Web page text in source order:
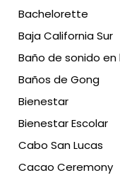
Bachelorette
Baja California Sur
Baño de sonido
Baños de Gong
Bienestar
Bienestar Escolar
Cabo San Lucas
Cacao Ceremony